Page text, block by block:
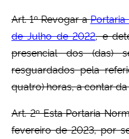
Art. 1º Revogar aPortaria
de Julho de 2022, e
presencial dos (das)
resguardados pela
quatro) horas, a contar
Art. 2º Esta Portaria
fevereiro de 2023, por